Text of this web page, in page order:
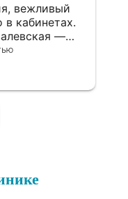
вежливый
в кабинетах.
—
своего дела,
мне
подобрали
Теперь буду
сюда и
всем